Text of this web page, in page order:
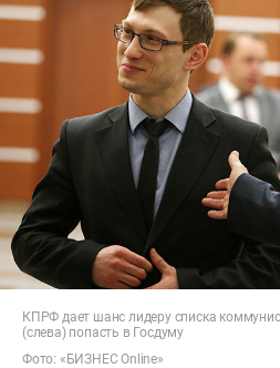
КПРФ дает шанс лидеру списка
(слева) попасть в Госдуму
Фото: «БИЗНЕС Online»